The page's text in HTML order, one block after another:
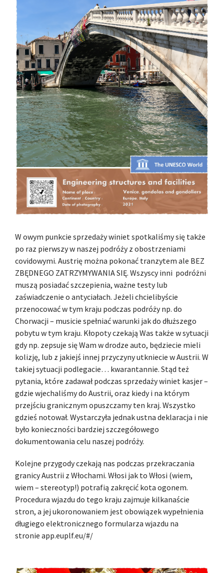
W owym punkcie sprzedaży winiet spotkaliśmy się także
po raz pierwszy w naszej podróży z obostrzeniami
covidowymi. Austrię można pokonać tranzytem ale BEZ
ZBĘDNEGO ZATRZYMYWANIA SIĘ. Wszyscy inni podróżni
muszą posiadać szczepienia, ważne testy lub
zaświadczenie o antyciałach. Jeżeli chcielibyście
przenocować w tym kraju podczas podróży np. do
Chorwacji – musicie spełniać warunki jak do dłuższego
pobytu w tym kraju. Kłopoty czekają Was także w sytuacji
gdy np. zepsuje się Wam w drodze auto, będziecie mieli
kolizję, lub z jakiejś innej przyczyny utkniecie w Austrii. W
takiej sytuacji podlegacie… kwarantannie. Stąd też
pytania, które zadawał podczas sprzedaży winiet kasjer –
gdzie wjechaliśmy do Austrii, oraz kiedy i na którym
przejściu granicznym opuszczamy ten kraj. Wszystko
gdzieś notował. Wystarczyła jednak ustna deklaracja i nie
było konieczności bardziej szczegółowego
dokumentowania celu naszej podróży.
Kolejne przygody czekają nas podczas przekraczania
granicy Austrii z Włochami. Włosi jak to Włosi (wiem,
wiem – stereotyp!) potrafią zakręcić kota ogonem.
Procedura wjazdu do tego kraju zajmuje kilkanaście
stron, a jej ukoronowaniem jest obowiązek wypełnienia
długiego elektronicznego formularza wjazdu na
stronie app.euplf.eu/#/